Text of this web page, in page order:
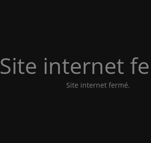
Site internet
Site internet fermé.